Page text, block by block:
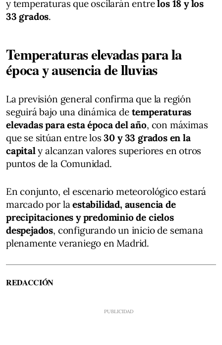
y temperaturas que oscilarán entrelos 18 y los
33 grados.
Temperaturas elevadas para la
época y ausencia de lluvias
La previsión general confirma que la región
seguirá bajo una dinámica de temperaturas
elevadas para esta época del año, con máximas
que se sitúan entre los30 y 33 grados en la
capitaly alcanzan valores superiores en otros
puntos de la Comunidad.
En conjunto, el escenario meteorológico estará
marcado por laestabilidad, ausencia de
precipitaciones y predominio de cielos
despejados, configurando un inicio de semana
plenamente veraniego en Madrid.
REDACCIÓN